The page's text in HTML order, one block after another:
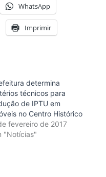
WhatsApp
Imprimir
determina
técnicos para
de IPTU em
no Centro Histórico
fevereiro de 2017
"Notícias"